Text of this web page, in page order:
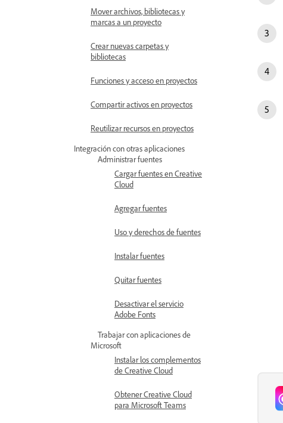
Mover archivos, bibliotecas y
marcas a un proyecto
Crear nuevas carpetas y
bibliotecas
Funciones y acceso en proyectos
Compartir activos en proyectos
Reutilizar recursos en proyectos
Integración con otras aplicaciones
Administrar fuentes
Cargar fuentes en Creative
Cloud
Agregar fuentes
Uso y derechos de fuentes
Instalar fuentes
Quitar fuentes
Desactivar el servicio
Adobe Fonts
Trabajar con aplicaciones de
Microsoft
Instalar los complementos
de Creative Cloud
Obtener Creative Cloud
para Microsoft Teams